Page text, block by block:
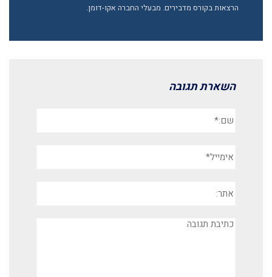
הרצאות בקורס מדבירים. מבעלי החברה אקו-דומן.
השארת תגובה
תגובה